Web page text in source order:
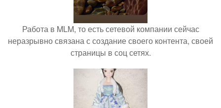
Работа в MLM, то есть сетевой компании сейчас
неразрывно связана с создание своего контента, своей
страницы в соц сетях.